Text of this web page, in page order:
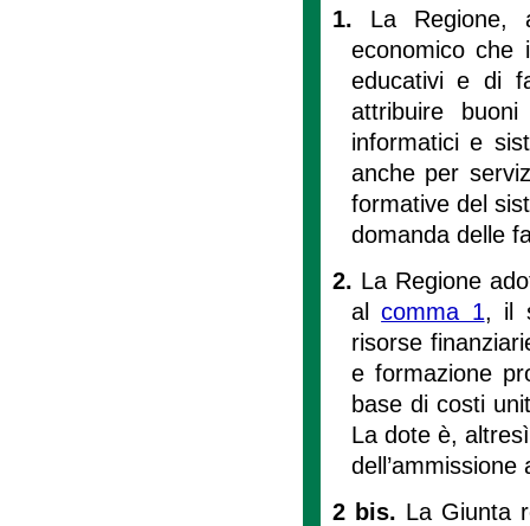
1. La Regione,
economico che
educativi e di
attribuire
informatici e
anche per
formative del
domanda delle
2. La Regione
alcomma 1, il
risorse
e formazione
base di costi
La dote è,
dell’ammissione
2 bis. La Giunta